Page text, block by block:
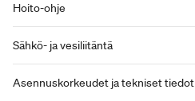
Hoito-ohje
Sähkö- ja vesiliitäntä
Asennuskorkeudet ja tekniset tiedot